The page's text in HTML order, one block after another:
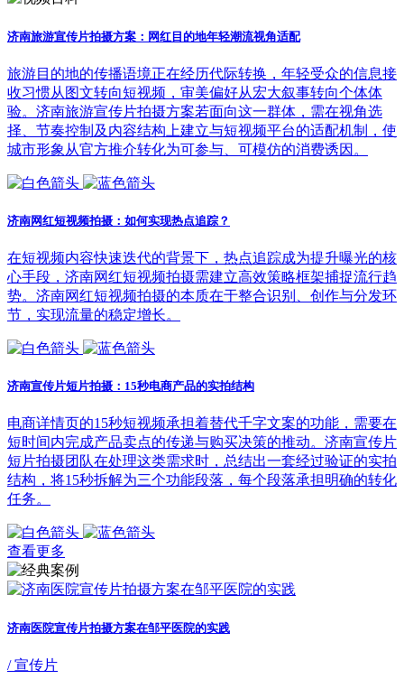
济南旅游宣传片拍摄方案：网红目的地年轻潮流视角适配
旅游目的地的传播语境正在经历代际转换，年轻受众的信息接
收习惯从图文转向短视频，审美偏好从宏大叙事转向个体体
验。济南旅游宣传片拍摄方案若面向这一群体，需在视角选
择、节奏控制及内容结构上建立与短视频平台的适配机制，使
城市形象从官方推介转化为可参与、可模仿的消费诱因。
济南网红短视频拍摄：如何实现热点追踪？
在短视频内容快速迭代的背景下，热点追踪成为提升曝光的核
心手段，济南网红短视频拍摄需建立高效策略框架捕捉流行趋
势。济南网红短视频拍摄的本质在于整合识别、创作与分发环
节，实现流量的稳定增长。
济南宣传片短片拍摄：15秒电商产品的实拍结构
电商详情页的15秒短视频承担着替代千字文案的功能，需要在
短时间内完成产品卖点的传递与购买决策的推动。济南宣传片
短片拍摄团队在处理这类需求时，总结出一套经过验证的实拍
结构，将15秒拆解为三个功能段落，每个段落承担明确的转化
任务。
查看更多
济南医院宣传片拍摄方案在邹平医院的实践
/ 宣传片